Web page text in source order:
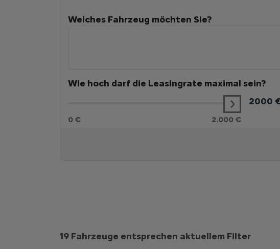
Welches Fahrzeug möchten Sie?
Wie hoch darf die Leasingrate maximal sein?
0 € 2.000 €
2000
Suchergebnisse
19 Fahrzeuge entsprechen aktuellem Filter